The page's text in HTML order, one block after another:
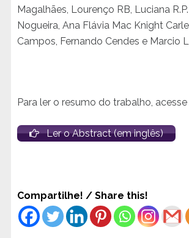
Magalhães, Lourenço RB, Luciana
Nogueira, Ana Flávia Mac Knight
Campos, Fernando Cendes e Marcio
Para ler o resumo do trabalho, acesse
Ler o Abstract (em inglês)
Compartilhe! / Share this!